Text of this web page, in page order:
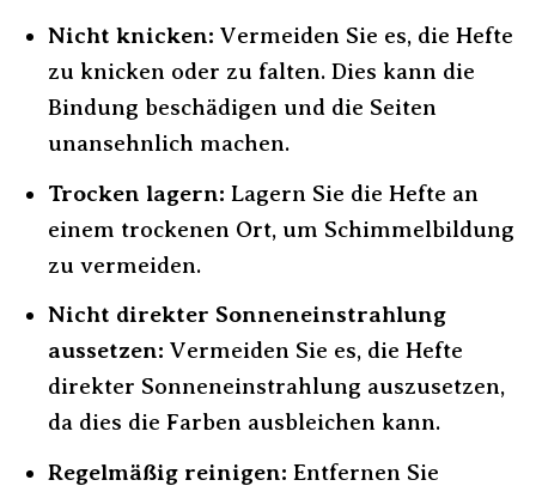
Nicht knicken: Vermeiden Sie es, die Hefte
zu knicken oder zu falten. Dies kann die
Bindung beschädigen und die Seiten
unansehnlich machen.
Trocken lagern: Lagern Sie die Hefte an
einem trockenen Ort, um Schimmelbildung
zu vermeiden.
Nicht direkter Sonneneinstrahlung
aussetzen: Vermeiden Sie es, die Hefte
direkter Sonneneinstrahlung auszusetzen,
da dies die Farben ausbleichen kann.
Regelmäßig reinigen: Entfernen Sie